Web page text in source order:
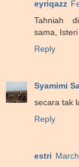
eyriqazz
Tahniah
sama,
Reply
Syamimi
secara tak
Reply
estri